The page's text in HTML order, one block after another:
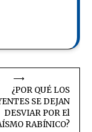
¿POR QUÉ LOS
SE DEJAN
DESVIAR POR El
RABÍNICO?
⟶